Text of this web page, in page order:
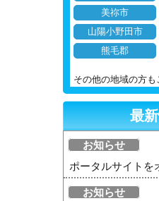
美祢市
山陽小野田市
熊毛郡
その他の地域の方も
最
お知らせ
ポータルサイトを
お知らせ